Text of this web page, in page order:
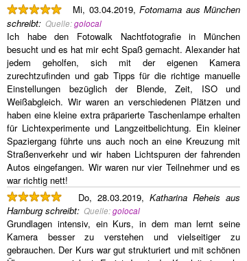
Mi, 03.04.2019,Fotomama aus München
schreibt: Quelle:golocal
Ich habe den Fotowalk Nachtfotografie in München
besucht und es hat mir echt Spaß gemacht. Alexander hat
jedem geholfen, sich mit der eigenen Kamera
zurechtzufinden und gab Tipps für die richtige manuelle
Einstellungen bezüglich der Blende, Zeit, ISO und
Weißabgleich. Wir waren an verschiedenen Plätzen und
haben eine kleine extra präparierte Taschenlampe erhalten
für Lichtexperimente und Langzeitbelichtung. Ein kleiner
Spaziergang führte uns auch noch an eine Kreuzung mit
Straßenverkehr und wir haben Lichtspuren der fahrenden
Autos eingefangen. Wir waren nur vier Teilnehmer und es
war richtig nett!
Do, 28.03.2019, Katharina Reheis aus
Hamburg schreibt: Quelle:golocal
Grundlagen intensiv, ein Kurs, in dem man lernt seine
Kamera besser zu verstehen und vielseitiger zu
gebrauchen. Der Kurs war gut strukturiert und mit schönen